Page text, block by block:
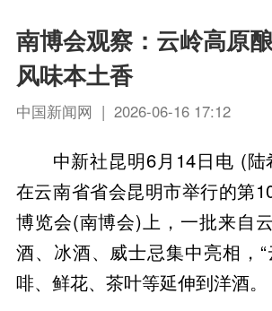
南博会观察：云岭高原
风味本土香
中国新闻网 | 2026-06-16 17:12
中新社昆明6月14日电 (陆
在云南省省会昆明市举行的第
博览会(南博会)上，一批来自
酒、冰酒、威士忌集中亮相，
啡、鲜花、茶叶等延伸到洋酒。